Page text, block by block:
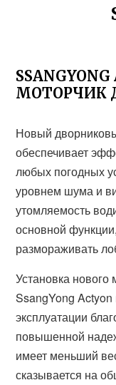
МОТОРЧИК
Новый
обеспечивает
любых погодных
уровнем шума и
утомляемость
основной
размораживать
Установка нового
SsangYong Actyon
эксплуатации
повышенной
имеет меньший
сказывается на